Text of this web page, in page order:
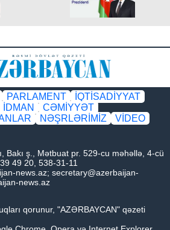
PARLAMENT
İQTİSADİYYAT
İDMAN
CƏMİYYƏT
NƏŞRLƏRİMİZ
VİDEO
Bakı ş., Mətbuat pr. 529-cu məhəllə, 4-cü
49 20, 538-31-11
news.az; secretary@azerbaijan-
news.az
qorunur, "AZƏRBAYCAN" qəzeti